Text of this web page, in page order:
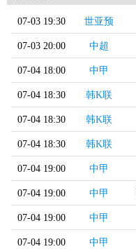
07-03 19:30 世亚预
07-03 20:00 中超
07-04 18:00 中甲
07-04 18:30 韩K联
07-04 18:30 韩K联
07-04 18:30 韩K联
07-04 19:00 中甲
07-04 19:00 中甲
07-04 19:00 中甲
07-04 19:00 中甲